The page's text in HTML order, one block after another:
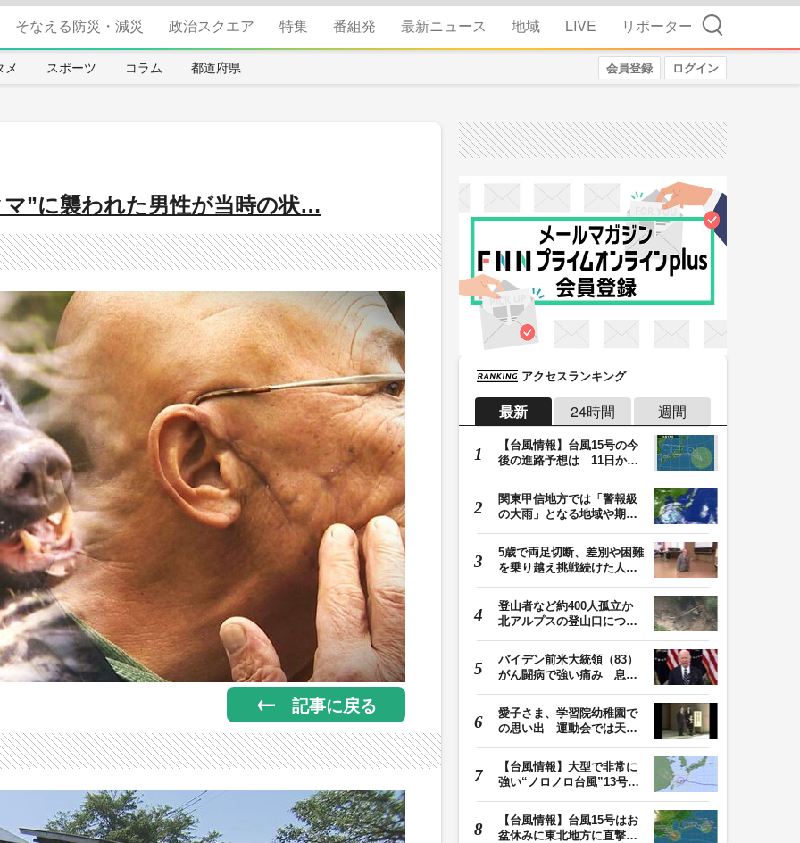
そなえる防災・減災 政治スクエア 特集 番組発 最新ニュース 地域 LIVE リポーター 検索
メ スポーツ コラム 都道府県 会員登録 ログイン
”に襲われた男性が当時の状…
記事に戻る
アクセスランキング
最新 24時間 週間
【台風情報】台風15号の今
後の進路予想は 11日から
関東甲信地方では「警報級
の大雨」となる地域や期間
5歳で両足切断、差別や困難
を乗り越え挑戦続けた人
登山者など約400人孤立か
北アルプスの登山口につな
バイデン前米大統領（83）
がん闘病で強い痛み 息子
愛子さま、学習院幼稚園で
の思い出 運動会では天皇
【台風情報】大型で非常に
強い“ノロノロ台風”13号の
【台風情報】台風15号はお
盆休みに東北地方に直撃す